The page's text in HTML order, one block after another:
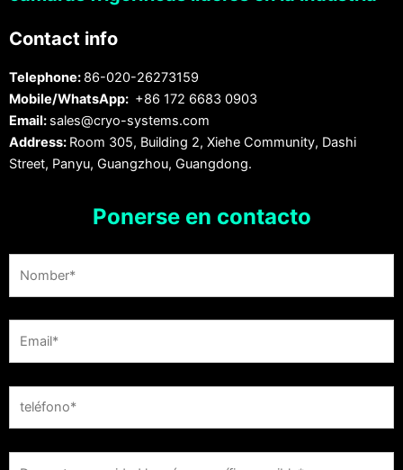
Contact info
Telephone: 86-020-26273159
Mobile/WhatsApp: +86 172 6683 0903
Email: sales@cryo-systems.com
Address: Room 305, Building 2, Xiehe Community, Dashi
Street, Panyu, Guangzhou, Guangdong.
Ponerse en contacto